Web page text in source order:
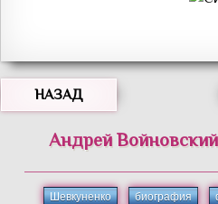
НАЗАД
Андрей Войновский
Шевкуненко биография